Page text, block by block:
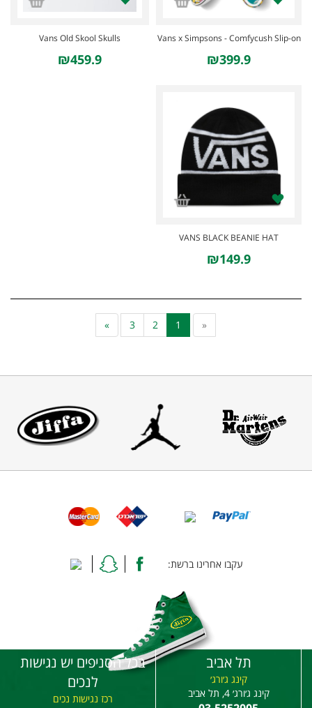
Vans x Simpsons - Comfycush Slip-on
₪399.9
Vans Old Skool Skulls‏
₪459.9
VANS BLACK BEANIE HAT
₪149.9
«
1
2
3
»
עקבו אחרינו ברשת:
תל אביב
קינג ג׳ורג׳
קינג ג׳ורג׳ 4, תל אביב
בכל הסניפים יש נגישות
לנכים
רכז נגישות נכים